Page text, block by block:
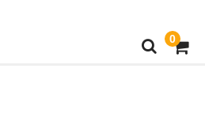
0